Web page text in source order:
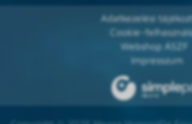
Adatkezelési
Cookie-
Webshop ÁSZF
Impresszum